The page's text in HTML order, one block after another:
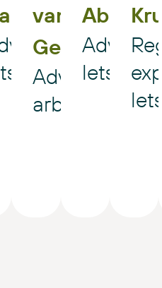
van
Geffen
Advocaat
arbeidsrecht
Abbring
Advocaat